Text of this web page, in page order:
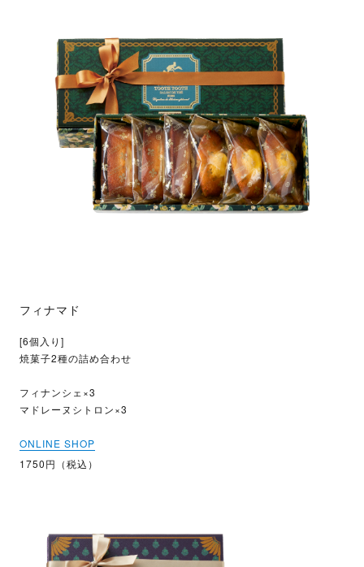
フィナマド
[6個入り]
焼菓子2種の詰め合わせ
フィナンシェ×3
マドレーヌシトロン×3
ONLINE SHOP
1750円（税込）